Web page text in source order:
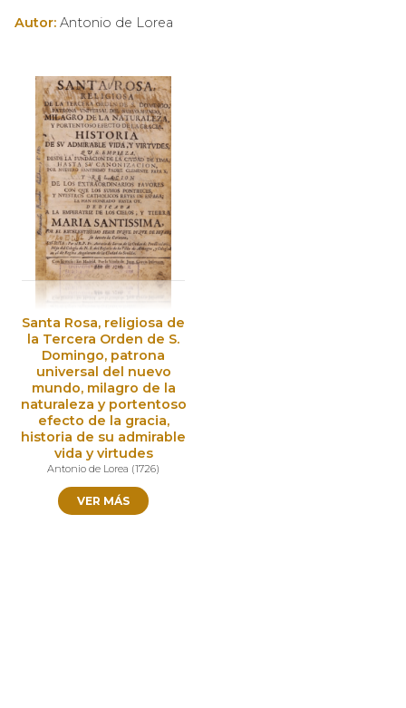
Autor: Antonio de Lorea
Santa Rosa, religiosa de
la Tercera Orden de S.
Domingo, patrona
universal del nuevo
mundo, milagro de la
naturaleza y portentoso
efecto de la gracia,
historia de su admirable
vida y virtudes
Antonio de Lorea (1726)
VER MÁS